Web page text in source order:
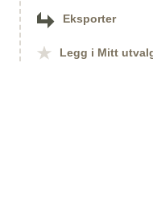
Eksporter
Legg i Mitt